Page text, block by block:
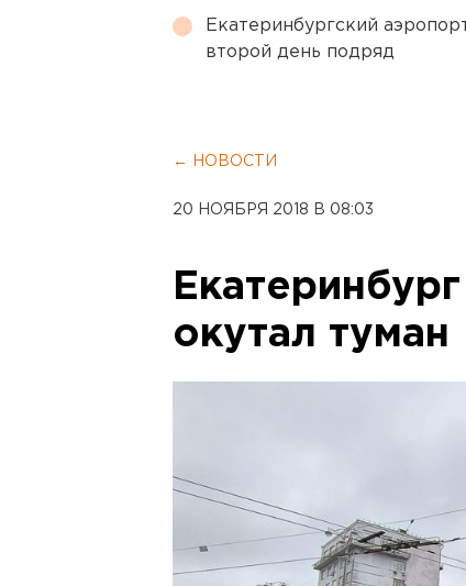
Екатеринбургский
второй день подряд
← НОВОСТИ
20 НОЯБРЯ 2018 В 08:03
окутал туман